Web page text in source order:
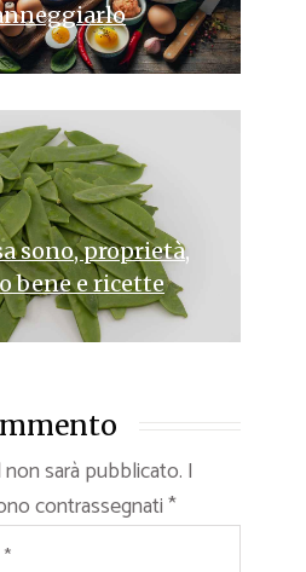
sono, proprietà,
bene e ricette
sarà pubblicato. I
contrassegnati*